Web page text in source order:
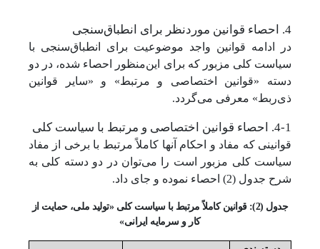
4. احصاء قوانین موردنظر برای انطباق‌سنجی
در ادامه قوانین واجد موضوعیت برای انطباق‌سنجی با
سیاست کلی مزبور که برای این‌منظور احصاء شده، در دو
دسته «قوانین اختصاصی و مرتبط» و «سایر قوانین
ذی‌ربط» معرفی می‌گردد.
4-1. احصاء قوانین اختصاصی و مرتبط با سیاست کلی
قوانینی که مفاد و احکام آنها کاملاً مرتبط با برخی از مفاد
سیاست کلی مزبور است را می‌توان در دو دسته کلی به
شرح جدول (2) احصاء نموده و جای داد.
جدول (2): قوانین کاملاً مرتبط با سیاست کلی «تولید ملی، حمایت از
کار و سرمایه ایرانی»